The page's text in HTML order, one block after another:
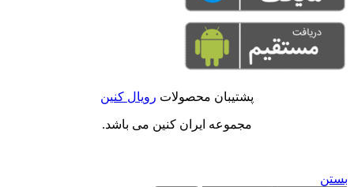
پشتیبان محصولات رویال کنین
مجموعه ایران کنین می باشد.
بستن